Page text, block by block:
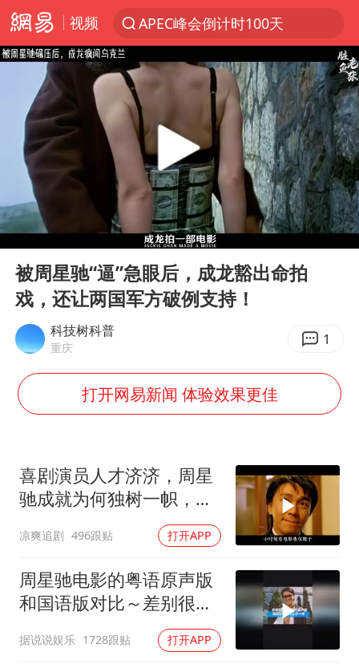
视频
APEC峰会倒计时100天
众星发文悼念秦焰
苏州河水抢排翻泄至黄浦江
“还不如不放假”
大连一起飞航班因乘客可乐爆瓶折返
独闯南太行失联女子遗体已找到
白海豚突然大拐弯 走出罕见路线
费大厨不自称“大王”了
武契奇：欧洲已处于大战边缘
7月CPI同比上涨0.5% 经济内生增长动力持续增强
部分银行上调存款利率
医疗垃圾做手机壳 这也是谋财害命
路虎卫士限时降17万 BBA已集体降价
下党之路
Play
00:00 05:59
被周星驰“逼”急眼后，成龙豁出命拍
戏，还让两国军方破例支持！
科技树科普
重庆 1
打开网易新闻 体验效果更佳
喜剧演员人才济济，周星
驰成就为何独树一帜，他
凉爽追剧 496跟贴 打开APP
周星驰电影的粤语原声版
和国语版对比～差别很
大！讲粤语的星爷才是他
自己！
据说说娱乐 1728跟贴 打开APP